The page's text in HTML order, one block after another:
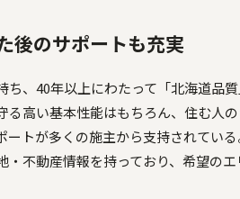
後のサポートも充実
ち、40年以上にわたって「北海道品
る高い基本性能はもちろん、住む人
ートが多くの施主から支持されてい
・不動産情報を持っており、希望の